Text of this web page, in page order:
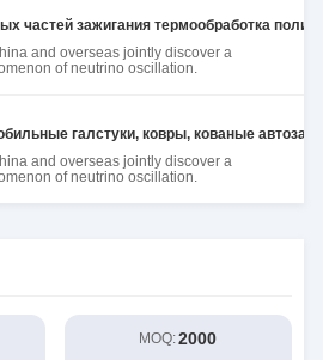
частей зажигания термообработка
and overseas jointly discover a
of neutrino oscillation.
галстуки, ковры, кованые
and overseas jointly discover a
of neutrino oscillation.
MOQ:2000